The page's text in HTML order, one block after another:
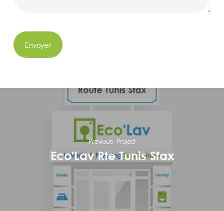
Previous Project
Eco'Lav Rte Tunis Sfax